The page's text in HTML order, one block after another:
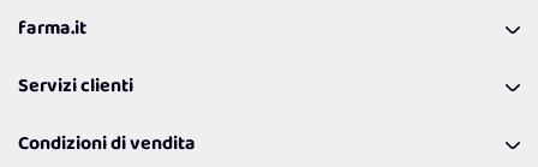
farma.it
Coupon
Lavora con noi
Servizi clienti
Richiamami
Condizioni di vendita